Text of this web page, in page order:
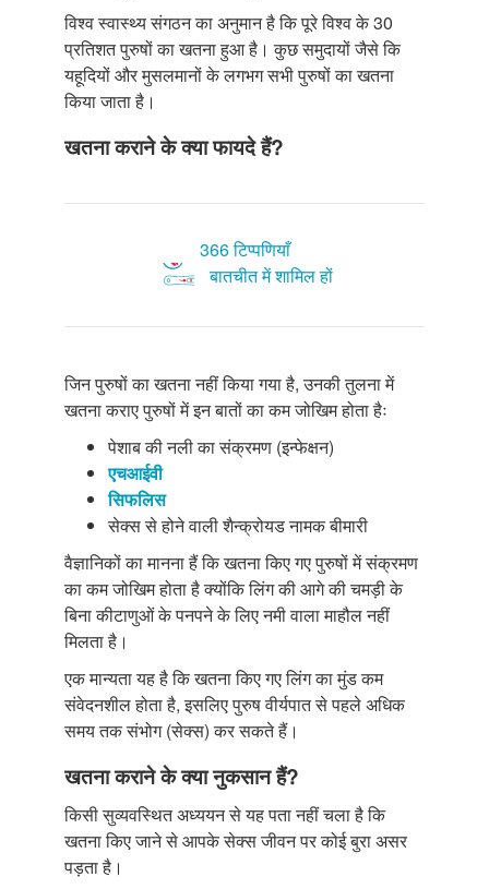
विश्व स्वास्थ्य संगठन का अनुमान है कि पूरे विश्व के 30
प्रतिशत पुरुषों का खतना हुआ है। कुछ समुदायों जैसे कि
यहूदियों और मुसलमानों के लगभग सभी पुरुषों का खतना
किया जाता है।
खतना कराने के क्या फायदे हैं?
366 टिप्पणियाँ
बातचीत में शामिल हों
जिन पुरुषों का खतना नहीं किया गया है, उनकी तुलना में
खतना कराए पुरुषों में इन बातों का कम जोखिम होता हैः
पेशाब की नली का संक्रमण (इन्फेक्षन)
एचआईवी
सिफलिस
सेक्स से होने वाली शैन्क्रोयड नामक बीमारी
वैज्ञानिकों का मानना हैं कि खतना किए गए पुरुषों में संक्रमण
का कम जोखिम होता है क्योंकि लिंग की आगे की चमड़ी के
बिना कीटाणुओं के पनपने के लिए नमी वाला माहौल नहीं
मिलता है।
एक मान्यता यह है कि खतना किए गए लिंग का मुंड कम
संवेदनशील होता है, इसलिए पुरुष वीर्यपात से पहले अधिक
समय तक संभोग (सेक्स) कर सकते हैं।
खतना कराने के क्या नुकसान हैं?
किसी सुव्यवस्थित अध्ययन से यह पता नहीं चला है कि
खतना किए जाने से आपके सेक्स जीवन पर कोई बुरा असर
पड़ता है।